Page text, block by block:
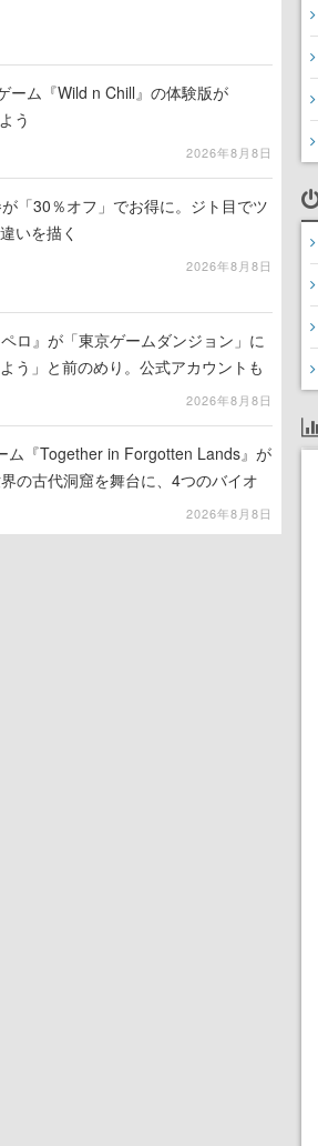
ーム『Wild n Chill』の体験版が
う
2026年8月8日
「30％オフ」でお得に。ジト目でツ
いを描く
2026年8月8日
ロ』が「東京ゲームダンジョン」に
う」と前のめり。公式アカウントも
2026年8月8日
ム『Together in Forgotten Lands』が
の古代洞窟を舞台に、4つのバイオ
2026年8月8日